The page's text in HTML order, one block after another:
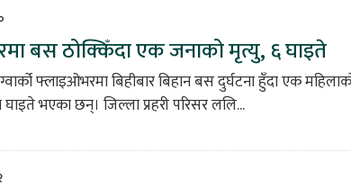
बस ठोक्किँदा एक जनाको मृत्यु, ६ घाइते
फ्लाइओभरमा बिहीबार बिहान बस दुर्घटना हुँदा एक
भएका छन्। जिल्ला प्रहरी परिसर ललि...